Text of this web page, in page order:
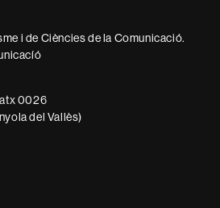
i de Ciències de la Comunicació.
0026
del Vallès)